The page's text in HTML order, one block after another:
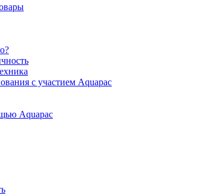
с участием Aquapac
Aquapac